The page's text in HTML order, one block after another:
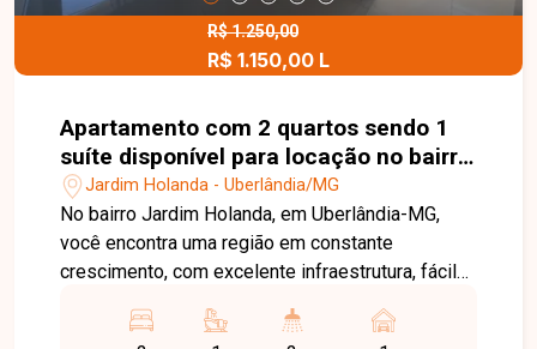
R$ 1.250,00
R$ 1.150,00 L
Apartamento com 2 quartos sendo 1
suíte disponível para locação no bairro
Jardim Holanda em Uberlândia-MG
Jardim Holanda - Uberlândia/MG
No bairro Jardim Holanda, em Uberlândia-MG,
você encontra uma região em constante
crescimento, com excelente infraestrutura, fácil
proximidade com supermercados, escolas,